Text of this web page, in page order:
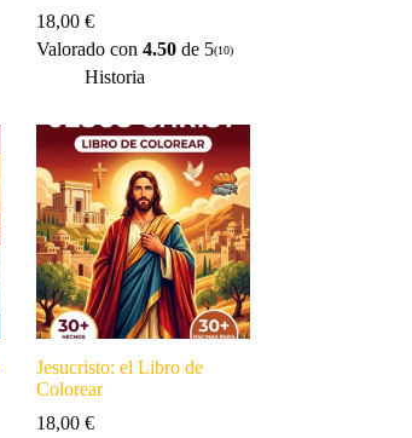
18,00€
Valorado con4.50 de 5(10)
Historia
Jesucristo: el Libro de
Colorear
18,00€